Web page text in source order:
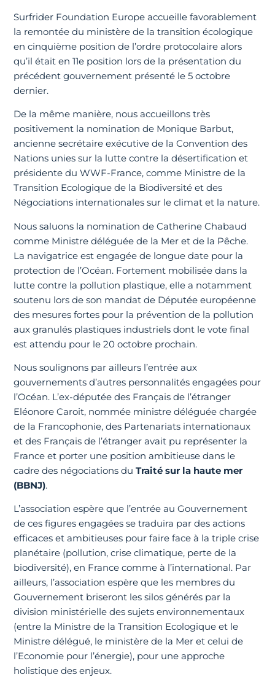
Surfrider Foundation Europe accueille favorablement
la remontée du ministère de la transition écologique
en cinquième position de l’ordre protocolaire alors
qu’il était en 11e position lors de la présentation du
précédent gouvernement présenté le 5 octobre
dernier.
De la même manière, nous accueillons très
positivement la nomination de Monique Barbut,
ancienne secrétaire exécutive de la Convention des
Nations unies sur la lutte contre la désertification et
présidente du WWF-France, comme Ministre de la
Transition Ecologique de la Biodiversité et des
Négociations internationales sur le climat et la nature.
Nous saluons la nomination de Catherine Chabaud
comme Ministre déléguée de la Mer et de la Pêche.
La navigatrice est engagée de longue date pour la
protection de l’Océan. Fortement mobilisée dans la
lutte contre la pollution plastique, elle a notamment
soutenu lors de son mandat de Députée européenne
des mesures fortes pour la prévention de la pollution
aux granulés plastiques industriels dont le vote final
est attendu pour le 20 octobre prochain.
Nous soulignons par ailleurs l’entrée aux
gouvernements d’autres personnalités engagées pour
l’Océan. L’ex-députée des Français de l’étranger
Eléonore Caroit, nommée ministre déléguée chargée
de la Francophonie, des Partenariats internationaux
et des Français de l’étranger avait pu représenter la
France et porter une position ambitieuse dans le
cadre des négociations duTraité sur la haute mer
(BBNJ).
L’association espère que l’entrée au Gouvernement
de ces figures engagées se traduira par des actions
efficaces et ambitieuses pour faire face à la triple crise
planétaire (pollution, crise climatique, perte de la
biodiversité), en France comme à l’international. Par
ailleurs, l’association espère que les membres du
Gouvernement briseront les silos générés par la
division ministérielle des sujets environnementaux
(entre la Ministre de la Transition Ecologique et le
Ministre délégué, le ministère de la Mer et celui de
l’Economie pour l’énergie), pour une approche
holistique des enjeux.